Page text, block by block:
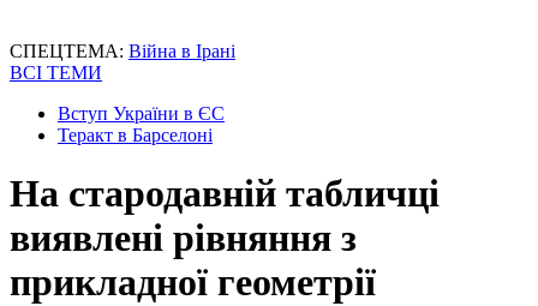
СПЕЦТЕМА: Війна в Ірані
ВСІ ТЕМИ
Вступ України в ЄС
Теракт в Барселоні
На стародавній табличці
виявлені рівняння з
прикладної геометрії